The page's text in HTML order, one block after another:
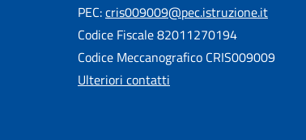
PEC:cris009009@pec.istruzione.it
Codice Fiscale 82011270194
Codice Meccanografico CRIS009009
Ulteriori contatti